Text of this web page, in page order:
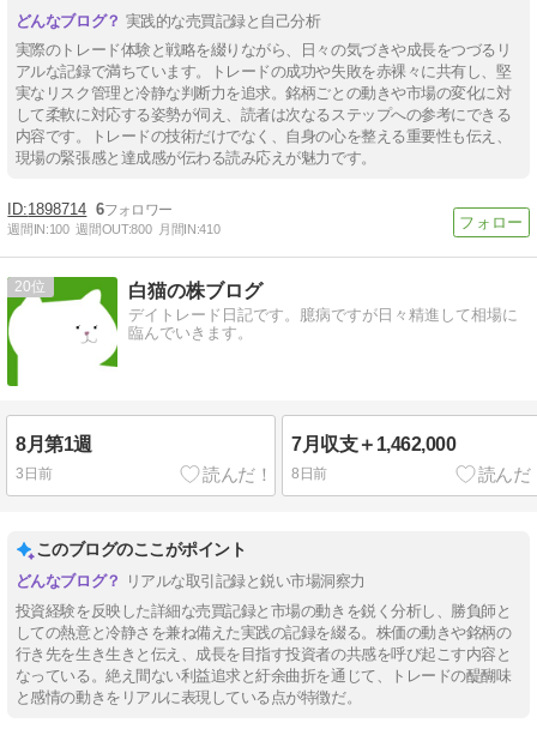
実践的な売買記録と自己分析
実際のトレード体験と戦略を綴りながら、日々の気づきや成長をつづるリ
アルな記録で満ちています。トレードの成功や失敗を赤裸々に共有し、堅
実なリスク管理と冷静な判断力を追求。銘柄ごとの動きや市場の変化に対
して柔軟に対応する姿勢が伺え、読者は次なるステップへの参考にできる
内容です。トレードの技術だけでなく、自身の心を整える重要性も伝え、
現場の緊張感と達成感が伝わる読み応えが魅力です。
1898714 6
週間IN:100 週間OUT:800 月間IN:410
20 白猫の株ブログ
デイトレード日記です。臆病ですが日々精進して相場に
臨んでいきます。
8月第1週
3日前
7月収支＋1,462,000
8日前
このブログのここがポイント
リアルな取引記録と鋭い市場洞察力
投資経験を反映した詳細な売買記録と市場の動きを鋭く分析し、勝負師と
しての熱意と冷静さを兼ね備えた実践の記録を綴る。株価の動きや銘柄の
行き先を生き生きと伝え、成長を目指す投資者の共感を呼び起こす内容と
なっている。絶え間ない利益追求と紆余曲折を通じて、トレードの醍醐味
と感情の動きをリアルに表現している点が特徴だ。